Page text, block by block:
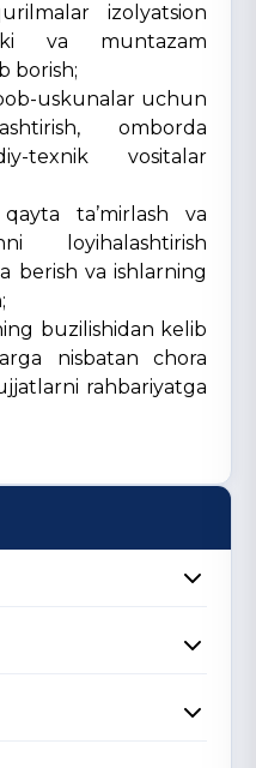
izolyatsion
va muntazam
borish;
uskunalar uchun
omborda
texnik vositalar
ta’mirlash va
loyihalashtirish
berish va ishlarning
buzilishidan kelib
nisbatan chora
rahbariyatga